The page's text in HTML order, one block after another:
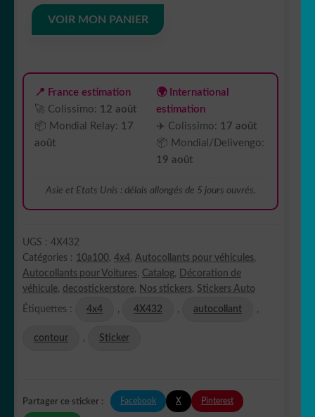
4X432
VOIR MON PANIER
📍 France estimation
🚀 Colissimo: 12 août
📦 Mondial Relay: 17
août
🌍 International
estimation
✈️ Colissimo: 17 août
📦 Mondial/Delivengo:
19 août
Asie et Etats Unis : délais allongés de 5 jours ouvrés.
UGS : 4X432
Catégories : 10a100, 4x4, Autocollants pour véhicules,
Autocollants pour Voitures, Catalog, Décoration de
véhicule, decostickerstore, Nos stickers, Stickers Auto
Étiquettes : 4x4 , 4X432 , autocollant ,
contour , Sticker
Partager ce sticker : Facebook X Pinterest